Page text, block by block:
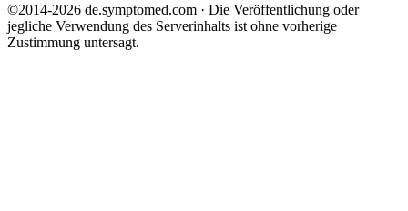
©2014-2026 de.symptomed.com · Die Veröffentlichung oder
jegliche Verwendung des Serverinhalts ist ohne vorherige
Zustimmung untersagt.